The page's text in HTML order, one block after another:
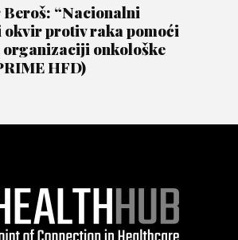
“Nacionalni
okvir protiv raka pomoći
organizaciji onkološke
HFD)